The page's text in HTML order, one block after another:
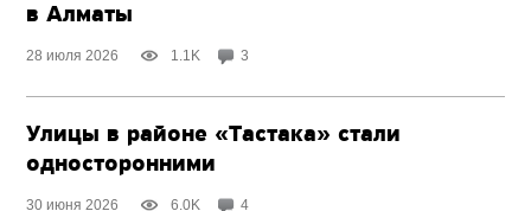
в Алматы
28 июля 2026 1.1K 3
Улицы в районе «Тастака» стали
односторонними
30 июня 2026 6.0K 4